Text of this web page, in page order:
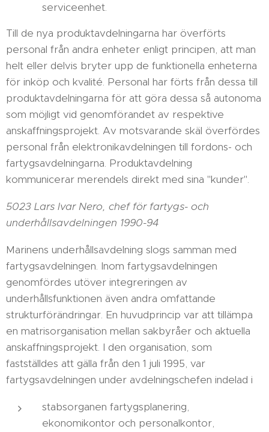
serviceenhet.
Till de nya produktavdelningarna har överförts
personal från andra enheter enligt principen, att man
helt eller delvis bryter upp de funktionella enheterna
för inköp och kvalité. Personal har förts från dessa till
produktavdelningarna för att göra dessa så autonoma
som möjligt vid genomförandet av respektive
anskaffningsprojekt. Av motsvarande skäl överfördes
personal från elektronikavdelningen till fordons- och
fartygsavdelningarna. Produktavdelning
kommunicerar merendels direkt med sina "kunder".
5023 Lars Ivar Nero, chef för fartygs- och
underhållsavdelningen 1990-94
Marinens underhållsavdelning slogs samman med
fartygsavdelningen. Inom fartygsavdelningen
genomfördes utöver integreringen av
underhållsfunktionen även andra omfattande
strukturförändringar. En huvudprincip var att tillämpa
en matrisorganisation mellan sakbyråer och aktuella
anskaffningsprojekt. I den organisation, som
fastställdes att gälla från den 1 juli 1995, var
fartygsavdelningen under avdelningschefen indelad i
stabsorganen fartygsplanering,
ekonomikontor och personalkontor,